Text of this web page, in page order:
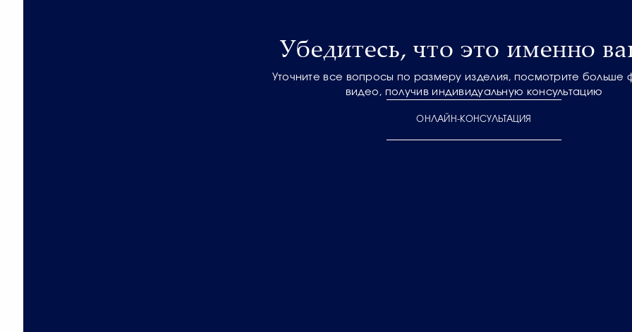
Убедитесь, что это именно
Уточните все вопросы по размеру изделия, посмотрите больше
видео, получив индивидуальную консультацию
ОНЛАЙН-КОНСУЛЬТАЦИЯ